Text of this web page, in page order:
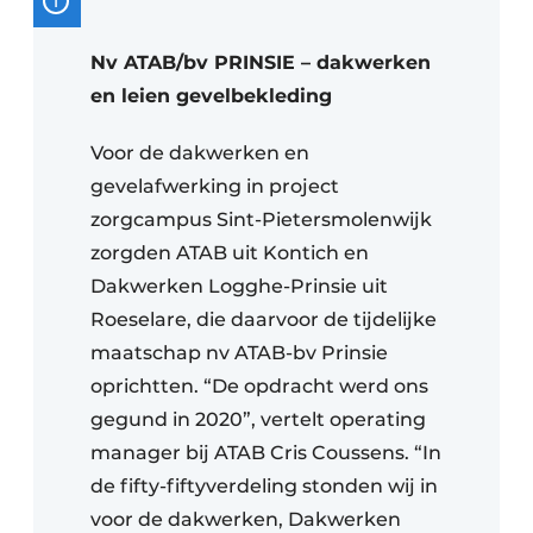
Nv ATAB/bv PRINSIE – dakwerken
en leien gevelbekleding
Voor de dakwerken en
gevelafwerking in project
zorgcampus Sint-Pietersmolenwijk
zorgden ATAB uit Kontich en
Dakwerken Logghe-Prinsie uit
Roeselare, die daarvoor de tijdelijke
maatschap nv ATAB-bv Prinsie
oprichtten. “De opdracht werd ons
gegund in 2020”, vertelt operating
manager bij ATAB Cris Coussens. “In
de fifty-fiftyverdeling stonden wij in
voor de dakwerken, Dakwerken